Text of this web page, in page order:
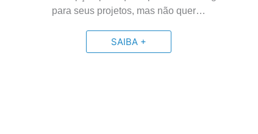
para seus projetos, mas não quer…
SAIBA +